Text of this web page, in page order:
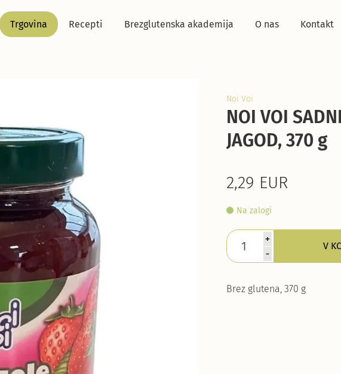
Trgovina Recepti Brezglutenska akademija O nas Kontakt
Noi Voi
NOI VOI
JAGOD, 370 g
2,29 EUR
Na zalogi
+
-
V
Brez glutena, 370 g